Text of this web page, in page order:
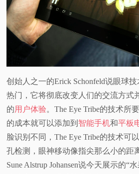
创始人之一的Erick Schonfeld说眼球
热门，它将彻底改变人们的交流方式
的用户体验。The Eye Tribe的技术所
的成本就可以添加到 智能手机和平板
脸识别不同，The Eye Tribe的技术可
孔检测，眼神移动像指尖那么小的距
Sune Alstrup Johansen说今天展示的“